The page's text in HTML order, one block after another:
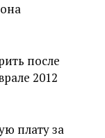
после
2012
плату за